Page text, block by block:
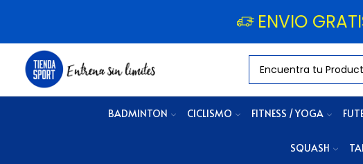
ENVIO
BADMINTON CICLISMO FITNESS / YOGA
SQUASH